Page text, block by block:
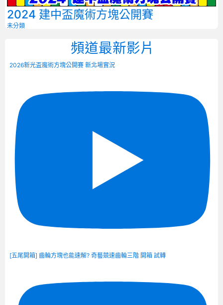
2024 建中盃魔術方塊公開賽
未分類
頻道最新影片
2026新光盃魔術方塊公開賽 新北場實況
[五尾開箱] 齒輪方塊也能速解? 奇藝競速齒輪三階 開箱 試轉